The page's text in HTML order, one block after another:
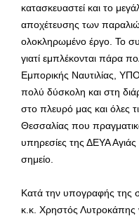
κατασκευαστεί και το
αποχέτευσης των
ολοκληρωμένο έργο. Το
γιατί εμπλέκονται πάρα
Εμπορικής Ναυτιλίας,
πολύ δύσκολη και στη
στο πλευρό μας και όλες
Θεσσαλίας που
υπηρεσίες της ΔΕΥΑ
σημείο.
Κατά την υπογραφής της
κ.κ. Χρηστός Λυτροκάπης